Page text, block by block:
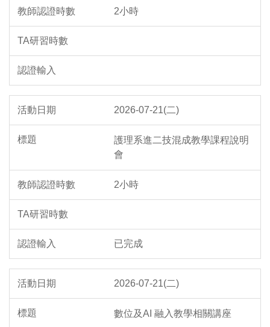
2小時
2026-07-21(二)
護理系進二技混成教學課程說明
會
2小時
已完成
2026-07-21(二)
數位及AI 融入教學相關講座